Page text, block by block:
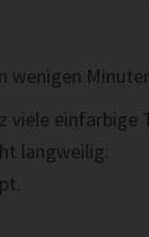
wenigen
viele einfarbige
langweilig.